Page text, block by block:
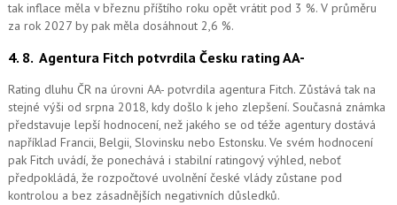
tak inflace měla v březnu příštího roku opět vrátit pod 3 %. V průměru
za rok 2027 by pak měla dosáhnout 2,6 %.
4. 8. Agentura Fitch potvrdila Česku rating AA-
Rating dluhu ČR na úrovni AA- potvrdila agentura Fitch. Zůstává tak na
stejné výši od srpna 2018, kdy došlo k jeho zlepšení. Současná známka
představuje lepší hodnocení, než jakého se od téže agentury dostává
například Francii, Belgii, Slovinsku nebo Estonsku. Ve svém hodnocení
pak Fitch uvádí, že ponechává i stabilní ratingový výhled, neboť
předpokládá, že rozpočtové uvolnění české vlády zůstane pod
kontrolou a bez zásadnějších negativních důsledků.